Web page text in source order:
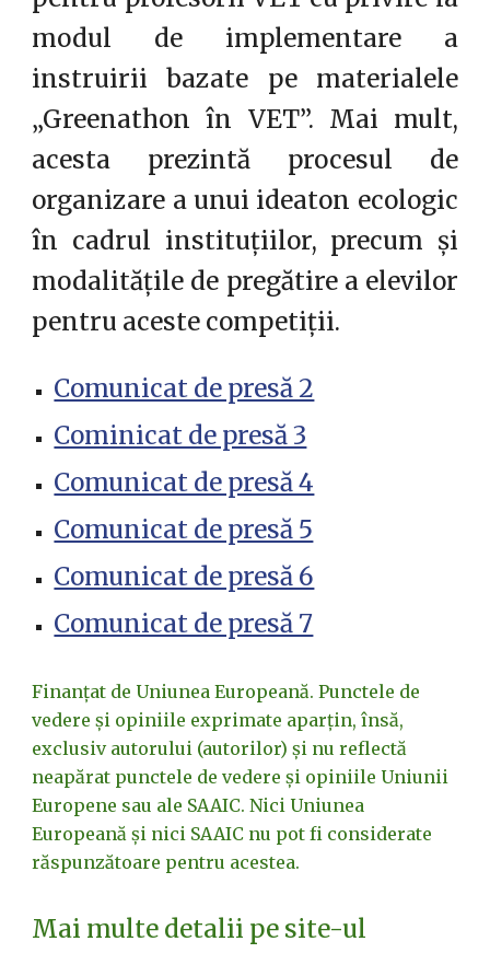
modul de implementare a
instruirii bazate pe materialele
„Greenathon în VET”. Mai mult,
acesta prezintă procesul de
organizare a unui ideaton ecologic
în cadrul instituțiilor, precum și
modalitățile de pregătire a elevilor
pentru aceste competiții.
Comunicat de presă 2
Cominicat de presă 3
Comunicat de presă 4
Comunicat de presă 5
Comunicat de presă 6
Comunicat de presă 7
Finanțat de Uniunea Europeană. Punctele de
vedere și opiniile exprimate aparțin, însă,
exclusiv autorului (autorilor) și nu reflectă
neapărat punctele de vedere și opiniile Uniunii
Europene sau ale SAAIC. Nici Uniunea
Europeană și nici SAAIC nu pot fi considerate
răspunzătoare pentru acestea.
Mai multe detalii pe site-ul